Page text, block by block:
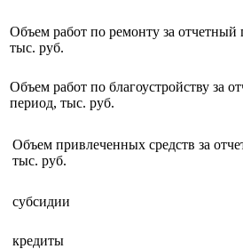
Объем работ по ремонту за отчетный
тыс. руб.
Объем работ по благоустройству за
период, тыс. руб.
Объем привлеченных средств за
тыс. руб.
субсидии
кредиты